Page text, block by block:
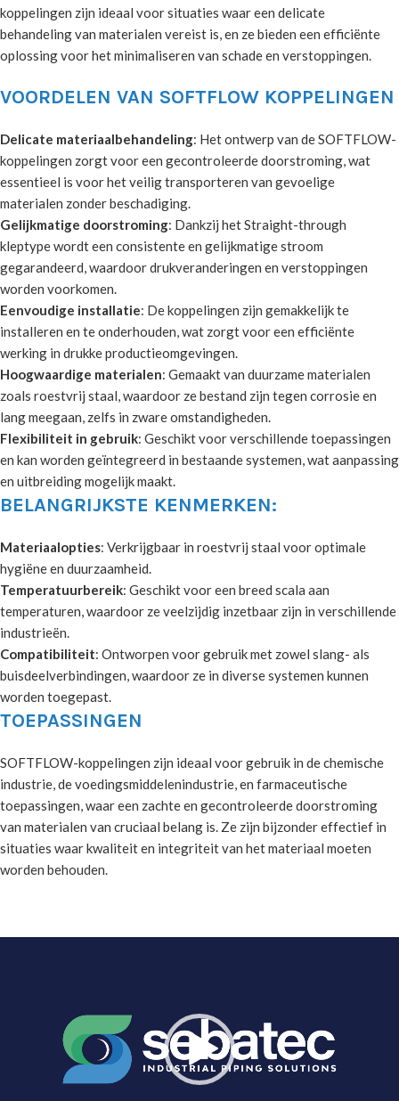
koppelingen zijn ideaal voor situaties waar een delicate
behandeling van materialen vereist is, en ze bieden een efficiënte
oplossing voor het minimaliseren van schade en verstoppingen.
VOORDELEN VAN SOFTFLOW KOPPELINGEN
Delicate materiaalbehandeling: Het ontwerp van de SOFTFLOW-
koppelingen zorgt voor een gecontroleerde doorstroming, wat
essentieel is voor het veilig transporteren van gevoelige
materialen zonder beschadiging.
Gelijkmatige doorstroming: Dankzij het Straight-through
kleptype wordt een consistente en gelijkmatige stroom
gegarandeerd, waardoor drukveranderingen en verstoppingen
worden voorkomen.
Eenvoudige installatie: De koppelingen zijn gemakkelijk te
installeren en te onderhouden, wat zorgt voor een efficiënte
werking in drukke productieomgevingen.
Hoogwaardige materialen: Gemaakt van duurzame materialen
zoals roestvrij staal, waardoor ze bestand zijn tegen corrosie en
lang meegaan, zelfs in zware omstandigheden.
Flexibiliteit in gebruik: Geschikt voor verschillende toepassingen
en kan worden geïntegreerd in bestaande systemen, wat aanpassing
en uitbreiding mogelijk maakt.
BELANGRIJKSTE KENMERKEN:
Materiaalopties: Verkrijgbaar in roestvrij staal voor optimale
hygiëne en duurzaamheid.
Temperatuurbereik: Geschikt voor een breed scala aan
temperaturen, waardoor ze veelzijdig inzetbaar zijn in verschillende
industrieën.
Compatibiliteit: Ontworpen voor gebruik met zowel slang- als
buisdeelverbindingen, waardoor ze in diverse systemen kunnen
worden toegepast.
TOEPASSINGEN
SOFTFLOW-koppelingen zijn ideaal voor gebruik in de chemische
industrie, de voedingsmiddelenindustrie, en farmaceutische
toepassingen, waar een zachte en gecontroleerde doorstroming
van materialen van cruciaal belang is. Ze zijn bijzonder effectief in
situaties waar kwaliteit en integriteit van het materiaal moeten
worden behouden.